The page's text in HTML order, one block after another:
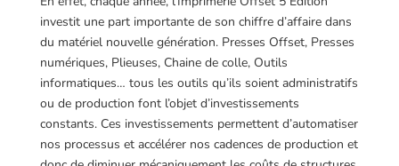
investit une part importante de son chiffre d’affaire dans
du matériel nouvelle génération. Presses Offset, Presses
numériques, Plieuses, Chaine de colle, Outils
informatiques… tous les outils qu’ils soient administratifs
ou de production font l’objet d’investissements
constants. Ces investissements permettent d’automatiser
nos processus et accélérer nos cadences de production et